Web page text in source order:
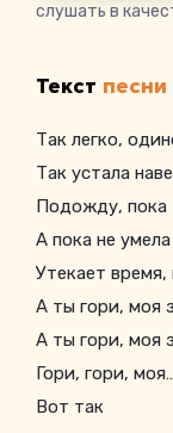
слушать в
Текст песни
Так легко,
Так устала
Подожду, пока
А пока не
Утекает время,
А ты гори, моя
А ты гори, моя
Гори, гори,
Вот так